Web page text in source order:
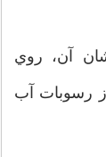
آن، روي
رسوبات آب